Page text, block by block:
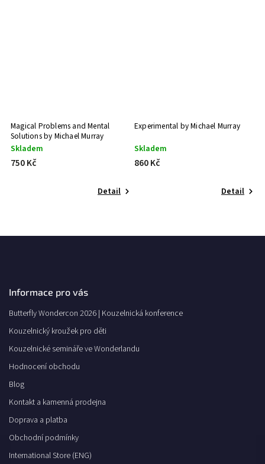
Magical Problems and Mental
Solutions by Michael Murray
Skladem
750 Kč
Detail
Experimental by Michael Murray
Skladem
860 Kč
Detail
Informace pro vás
Butterfly Wondercon 2026 | Kouzelnická konference
Kouzelnický kroužek pro děti
Kouzelnické semináře ve Wonderlandu
Hodnocení obchodu
Blog
Kontakt a kamenná prodejna
Doprava a platba
Obchodní podmínky
International Store (ENG)